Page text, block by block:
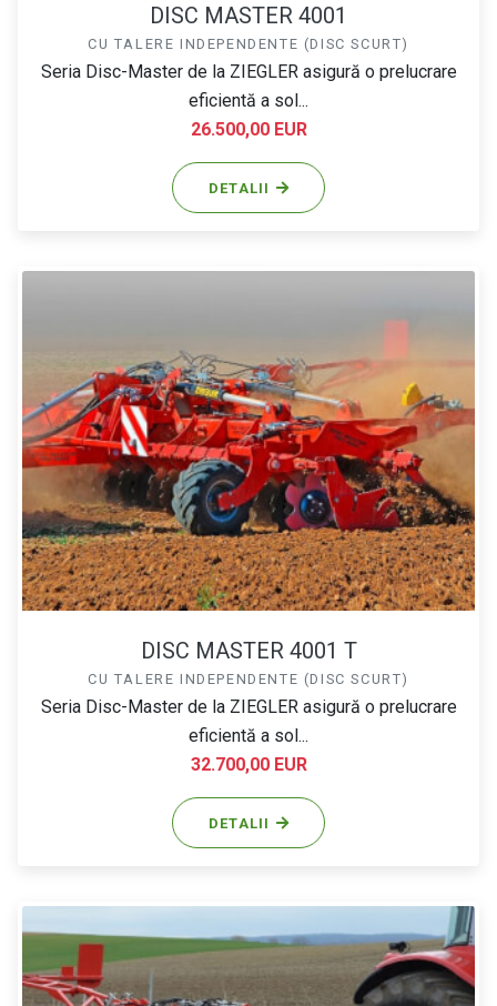
DISC MASTER 4001
CU TALERE INDEPENDENTE (DISC SCURT)
Seria Disc-Master de la ZIEGLER asigură o prelucrare
eficientă a sol...
26.500,00 EUR
DETALII
DISC MASTER 4001 T
CU TALERE INDEPENDENTE (DISC SCURT)
Seria Disc-Master de la ZIEGLER asigură o prelucrare
eficientă a sol...
32.700,00 EUR
DETALII